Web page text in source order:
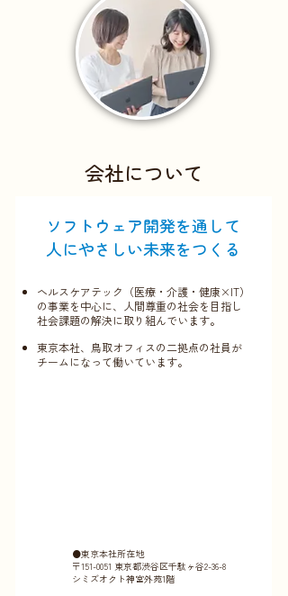
会社について
ソフトウェア開発を通して
​人にやさしい未来をつくる
ヘルスケアテック（医療・介護・健康×IT）
の事業を中心に、人間尊重の社会を目指し
社会課題の解決に取り組んでいます。
東京本社、鳥取オフィスの二拠点の社員が
チームになって働いています。
●東京本社所在地
〒151-0051 東京都渋谷区千駄ヶ谷2-36-8
シミズオクト神宮外苑1階